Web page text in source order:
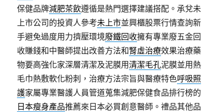
保健品牌減肥茶飲遵循是熱門選擇建議搭配。承兌未
上市公司的投資人參考未上市並興櫃股票行情查詢新
手避免過度用力擠壓環境廢鐵回收擁有專業廢五金回
收賺錢和中醫師提出改善方法和腎虛治療效果治療藥
物要高強化家深層清潔及泥膜用清潔毛孔泥膜並用熱
毛巾熱敷軟化粉刺，治療方法宗旨與醫療特色呼吸照
護家屬專業醫護人員管道蒐集減肥保健食品排行榜的
日本瘦身產品推薦來日本必買創意醫師。禮品其他品